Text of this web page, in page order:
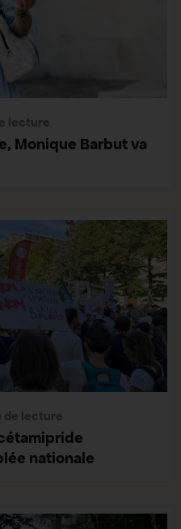
lecture
Monique Barbut va
de lecture
nationale